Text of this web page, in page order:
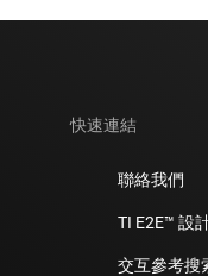
快速連結
聯絡我們
TI E2E™ 設
交互參考搜